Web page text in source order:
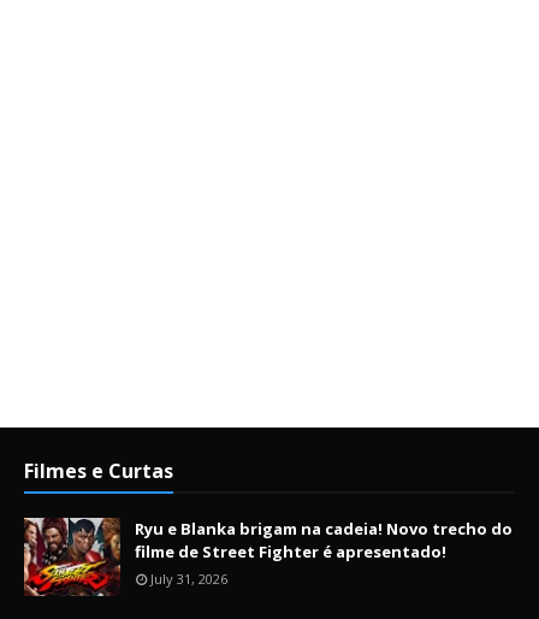
Filmes e Curtas
Ryu e Blanka brigam na cadeia! Novo trecho do
filme de Street Fighter é apresentado!
July 31, 2026